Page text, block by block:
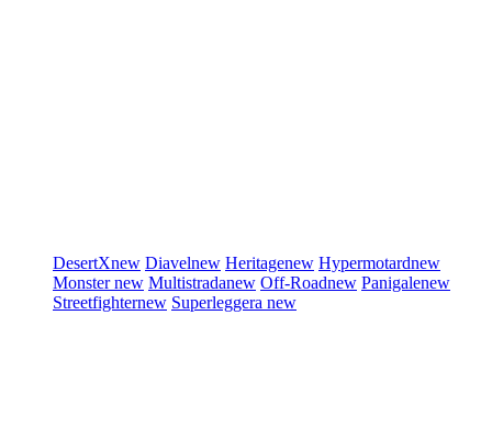
DesertXnew Diavelnew Heritagenew Hypermotardnew
Monsternew Multistradanew Off-Roadnew Panigalenew
Streetfighternew Superleggera new